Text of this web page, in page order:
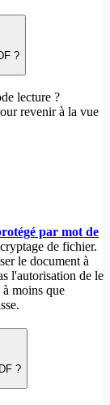
?
lecture ?
revenir à la vue
par mot de
de fichier.
le document à
l'autorisation de le
moins que
?